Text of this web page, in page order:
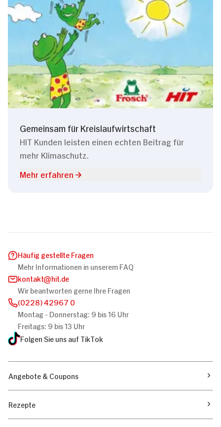
Gemeinsam für Kreislaufwirtschaft
HIT Kunden leisten einen echten Beitrag für
mehr Klimaschutz.
Mehr erfahren
Häufig gestellte Fragen
Mehr Informationen in unserem FAQ
kontakt
hit.de
Wir beantworten gerne Ihre Fragen
(0228) 42967 0
Montag - Donnerstag: 9 bis 16 Uhr
Freitags: 9 bis 13 Uhr
Folgen Sie uns auf TikTok
Angebote & Coupons
Rezepte